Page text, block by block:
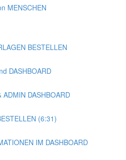
MENSCHEN
BESTELLEN
DASHBOARD
ADMIN DASHBOARD
(6:31)
IM DASHBOARD